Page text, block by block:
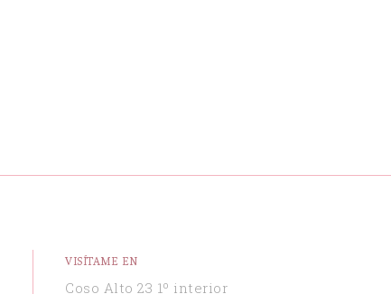
VISÍTAME EN
Coso Alto 23 1º interior